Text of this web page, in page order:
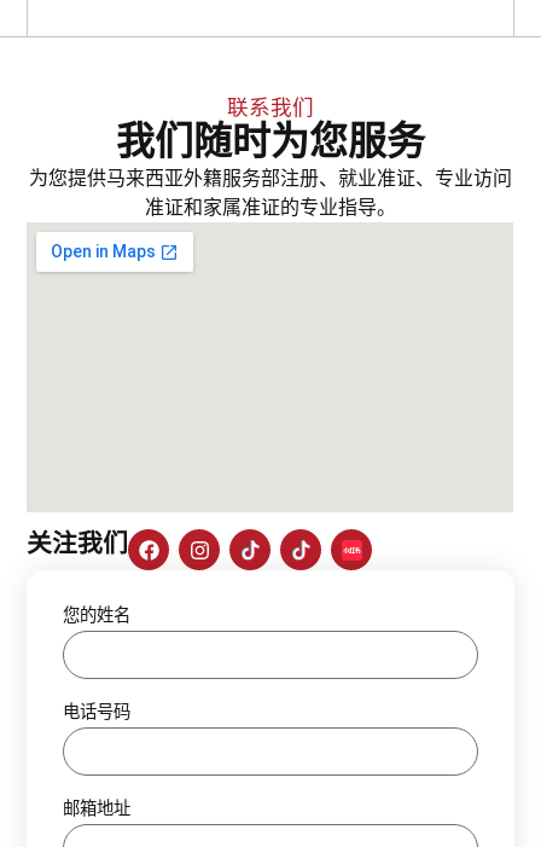
联系我们
我们随时为您服务
为您提供马来西亚外籍服务部注册、就业准证、专业访问
准证和家属准证的专业指导。
关注我们
您的姓名
电话号码
邮箱地址